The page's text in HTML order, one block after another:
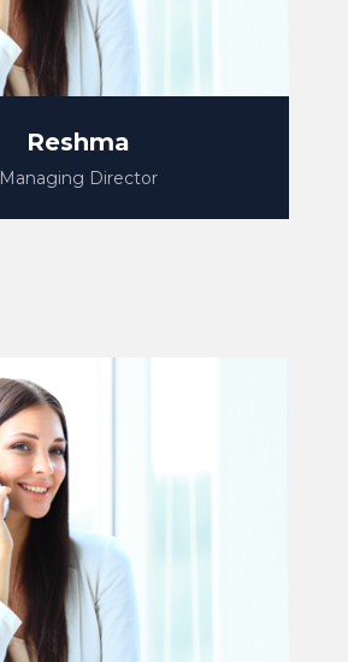
Reshma
Managing Director